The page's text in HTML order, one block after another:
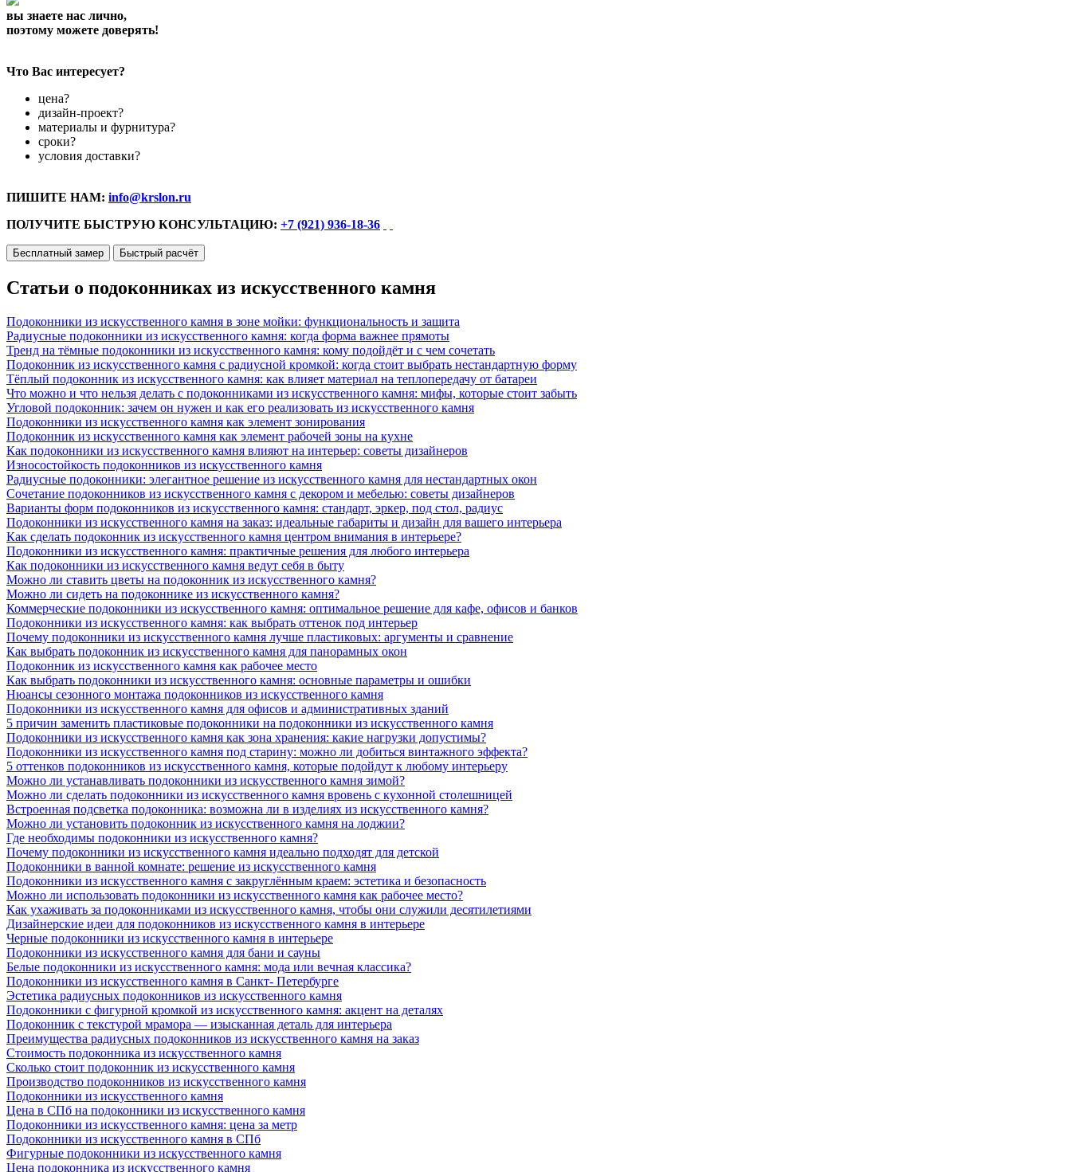
вы знаете нас лично,
поэтому можете доверять!
Что Вас интересует?
цена?
дизайн-проект?
материалы и фурнитура?
сроки?
условия доставки?
ПИШИТЕ НАМ: info@krslon.ru
ПОЛУЧИТЕ БЫСТРУЮ КОНСУЛЬТАЦИЮ: +7 (921) 936-18-36
Бесплатный замер Быстрый расчёт
Статьи о подоконниках из искусственного камня
Подоконники из искусственного камня в зоне мойки: функциональность и защита
Радиусные подоконники из искусственного камня: когда форма важнее прямоты
Тренд на тёмные подоконники из искусственного камня: кому подойдёт и с чем сочетать
Подоконник из искусственного камня с радиусной кромкой: когда стоит выбрать нестандартную форму
Тёплый подоконник из искусственного камня: как влияет материал на теплопередачу от батареи
Что можно и что нельзя делать с подоконниками из искусственного камня: мифы, которые стоит забыть
Угловой подоконник: зачем он нужен и как его реализовать из искусственного камня
Подоконники из искусственного камня как элемент зонирования
Подоконник из искусственного камня как элемент рабочей зоны на кухне
Как подоконники из искусственного камня влияют на интерьер: советы дизайнеров
Износостойкость подоконников из искусственного камня
Радиусные подоконники: элегантное решение из искусственного камня для нестандартных окон
Сочетание подоконников из искусственного камня с декором и мебелью: советы дизайнеров
Варианты форм подоконников из искусственного камня: стандарт, эркер, под стол, радиус
Подоконники из искусственного камня на заказ: идеальные габариты и дизайн для вашего интерьера
Как сделать подоконник из искусственного камня центром внимания в интерьере?
Подоконники из искусственного камня: практичные решения для любого интерьера
Как подоконники из искусственного камня ведут себя в быту
Можно ли ставить цветы на подоконник из искусственного камня?
Можно ли сидеть на подоконнике из искусственного камня?
Коммерческие подоконники из искусственного камня: оптимальное решение для кафе, офисов и банков
Подоконники из искусственного камня: как выбрать оттенок под интерьер
Почему подоконники из искусственного камня лучше пластиковых: аргументы и сравнение
Как выбрать подоконник из искусственного камня для панорамных окон
Подоконник из искусственного камня как рабочее место
Как выбрать подоконники из искусственного камня: основные параметры и ошибки
Нюансы сезонного монтажа подоконников из искусственного камня
Подоконники из искусственного камня для офисов и административных зданий
5 причин заменить пластиковые подоконники на подоконники из искусственного камня
Подоконники из искусственного камня как зона хранения: какие нагрузки допустимы?
Подоконники из искусственного камня под старину: можно ли добиться винтажного эффекта?
5 оттенков подоконников из искусственного камня, которые подойдут к любому интерьеру
Можно ли устанавливать подоконники из искусственного камня зимой?
Можно ли сделать подоконники из искусственного камня вровень с кухонной столешницей
Встроенная подсветка подоконника: возможна ли в изделиях из искусственного камня?
Можно ли установить подоконник из искусственного камня на лоджии?
Где необходимы подоконники из искусственного камня?
Почему подоконники из искусственного камня идеально подходят для детской
Подоконники в ванной комнате: решение из искусственного камня
Подоконники из искусственного камня с закруглённым краем: эстетика и безопасность
Можно ли использовать подоконники из искусственного камня как рабочее место?
Как ухаживать за подоконниками из искусственного камня, чтобы они служили десятилетиями
Дизайнерские идеи для подоконников из искусственного камня в интерьере
Черные подоконники из искусственного камня в интерьере
Подоконники из искусственного камня для бани и сауны
Белые подоконники из искусственного камня: мода или вечная классика?
Подоконники из искусственного камня в Санкт- Петербурге
Эстетика радиусных подоконников из искусственного камня
Подоконники с фигурной кромкой из искусственного камня: акцент на деталях
Подоконник с текстурой мрамора — изысканная деталь для интерьера
Преимущества радиусных подоконников из искусственного камня на заказ
Стоимость подоконника из искусственного камня
Сколько стоит подоконник из искусственного камня
Производство подоконников из искусственного камня
Подоконники из искусственного камня
Цена в СПб на подоконники из искусственного камня
Подоконники из искусственного камня: цена за метр
Подоконники из искусственного камня в СПб
Фигурные подоконники из искусственного камня
Цена подоконника из искусственного камня